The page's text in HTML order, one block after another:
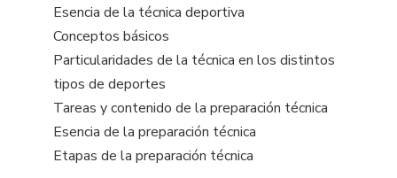
Esencia de la técnica deportiva
Conceptos básicos
Particularidades de la técnica en los distintos
tipos de deportes
Tareas y contenido de la preparación técnica
Esencia de la preparación técnica
Etapas de la preparación técnica